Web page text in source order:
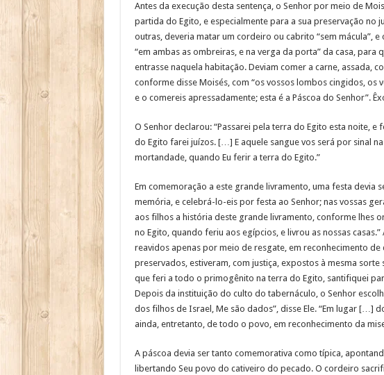
Antes da execução desta sentença, o Senhor por meio de
partida do Egito, e especialmente para a sua preservação no
outras, deveria matar um cordeiro ou cabrito “sem mácula”,
“em ambas as ombreiras, e na verga da porta” da casa,
entrasse naquela habitação. Deviam comer a carne, assada,
conforme disse Moisés, com “os vossos lombos cingidos, os
e o comereis apressadamente; esta é a Páscoa do Senhor”.
O Senhor declarou: “Passarei pela terra do Egito esta noite,
do Egito farei juízos. […] E aquele sangue vos será por sinal
mortandade, quando Eu ferir a terra do Egito.”
Em comemoração a este grande livramento, uma festa devia
memória, e celebrá-lo-eis por festa ao Senhor; nas vossas
aos filhos a história deste grande livramento, conforme lhes
no Egito, quando feriu aos egípcios, e livrou as nossas
reavidos apenas por meio de resgate, em reconhecimento
preservados, estiveram, com justiça, expostos à mesma
que feri a todo o primogênito na terra do Egito, santifiquei
Depois da instituição do culto do tabernáculo, o Senhor
dos filhos de Israel, Me são dados”, disse Ele. “Em lugar […]
ainda, entretanto, de todo o povo, em reconhecimento da
A páscoa devia ser tanto comemorativa como típica,
libertando Seu povo do cativeiro do pecado. O cordeiro